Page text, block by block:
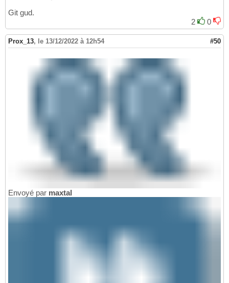
Git gud.
2
0
Prox_13, le 13/12/2022 à 12h54 #50
Envoyé par maxtal